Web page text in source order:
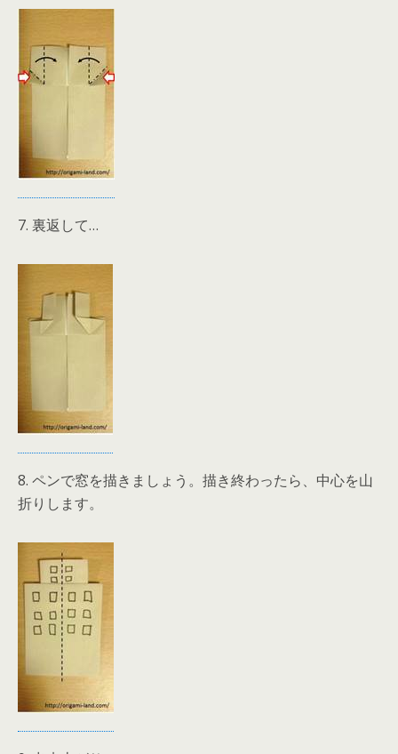
7. 裏返して…
8. ペンで窓を描きましょう。描き終わったら、中心を山
折りします。